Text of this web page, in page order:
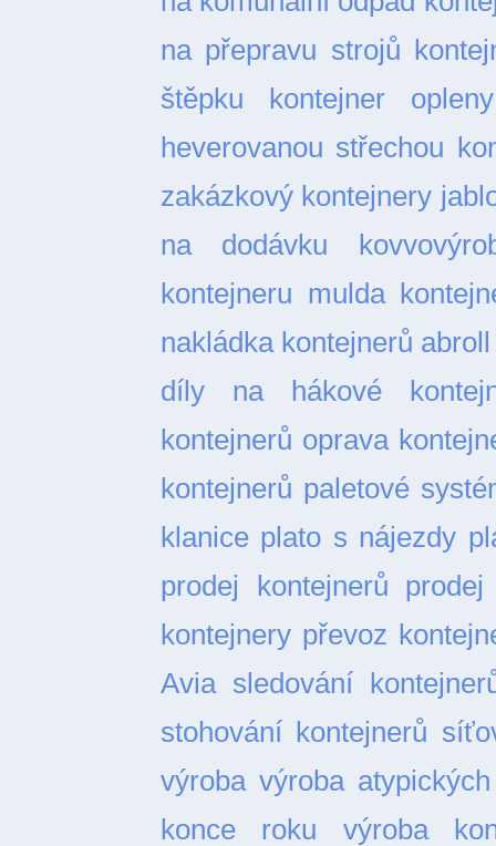
na přepravu strojů
štěpku
kontejner opleny
heverovanou střechou
zakázkový kontejnery
na dodávku
kontejneru mulda
nakládka kontejnerů abroll
díly na hákové
kontejnerů oprava
kontejnerů paletové
klanice plato s nájezdy
prodej kontejnerů
kontejnery převoz
Avia sledování
stohování kontejnerů
výroba výroba
konce roku
výroba